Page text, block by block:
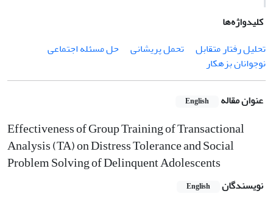
کلیدواژه‌ها
تحلیل رفتار متقابل
تحمل پریشانی
حل مسئله اجتماعی
نوجوانان بزهکار
عنوان مقاله English
Effectiveness of Group Training of Transactional
Analysis (TA) on Distress Tolerance and Social
Problem Solving of Delinquent Adolescents
نویسندگان English